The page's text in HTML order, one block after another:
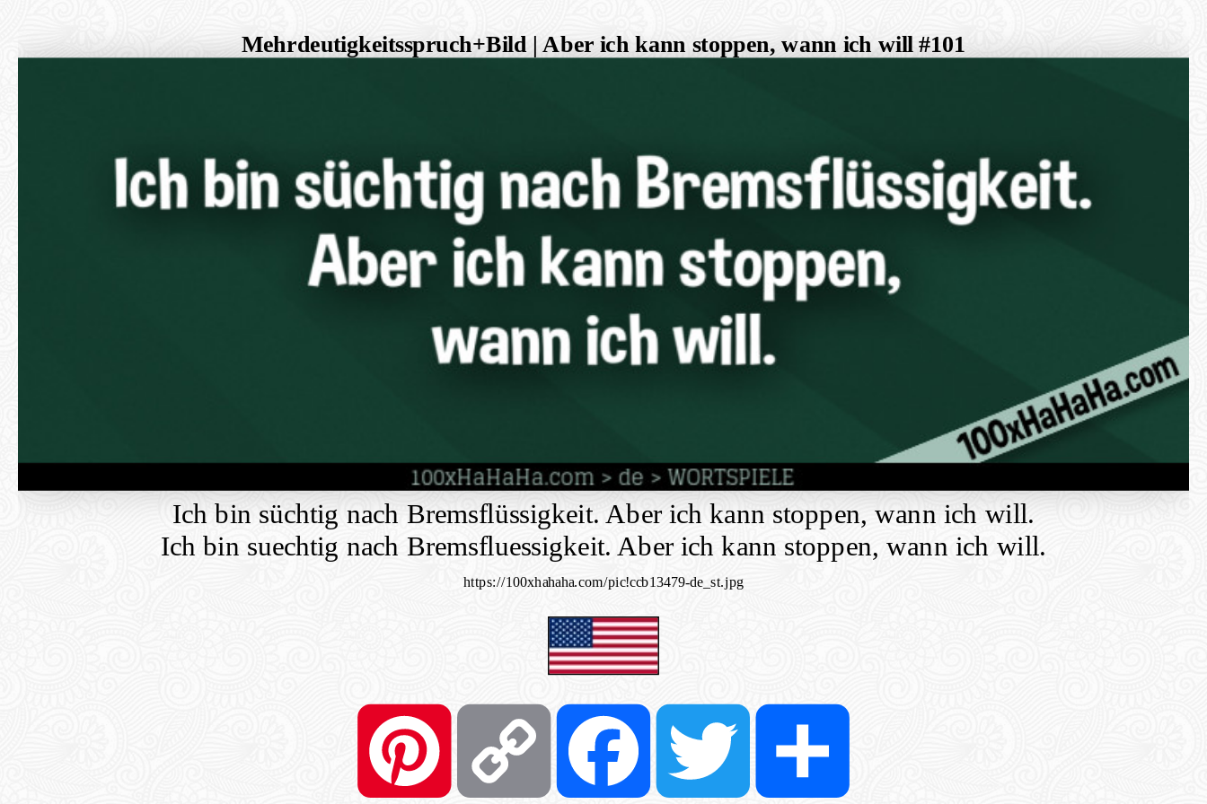
Mehrdeutigkeitsspruch+Bild | Aber ich kann stoppen, wann ich will #101
Ich bin süchtig nach Bremsflüssigkeit. Aber ich kann stoppen, wann ich will.
Ich bin suechtig nach Bremsfluessigkeit. Aber ich kann stoppen, wann ich will.
https://100xhahaha.com/pic!ccb13479-de_st.jpg
PinterestCopy
Link
FacebookTwitter Share